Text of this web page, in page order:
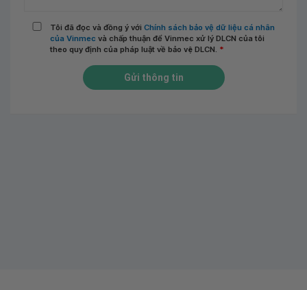
Tôi đã đọc và đồng ý với Chính sách bảo vệ dữ liệu cá nhân
của Vinmec và chấp thuận để Vinmec xử lý DLCN của tôi
theo quy định của pháp luật về bảo vệ DLCN. *
Gửi thông tin